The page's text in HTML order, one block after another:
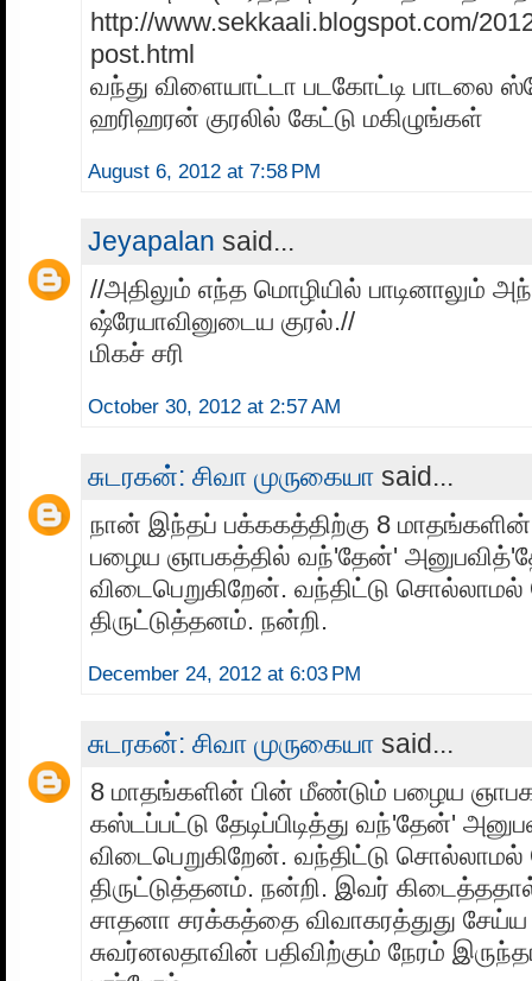
http://www.sekkaali.blogspot.com/
post.html
வந்து விளையாட்டா படகோட்டி பாடலை
ஹரிஹரன் குரலில் கேட்டு மகிழுங்கள்
August 6, 2012 at 7:58 PM
Jeyapalan said...
//அதிலும் எந்த மொழியில் பாடினாலும்
ஷ்ரேயாவினுடைய குரல்.//
மிகச் சரி
October 30, 2012 at 2:57 AM
சுடரகன்: சிவா முருகையா said...
நான் இந்தப் பக்ககத்திற்கு 8 மாதங்களின்
பழைய ஞாபகத்தில் வந்'தேன்'
விடைபெறுகிறேன். வந்திட்டு
திருட்டுத்தனம். நன்றி.
December 24, 2012 at 6:03 PM
சுடரகன்: சிவா முருகையா said...
8 மாதங்களின் பின் மீண்டும் பழைய
கஸ்டப்பட்டு தேடிப்பிடித்து வந்'தேன்'
விடைபெறுகிறேன். வந்திட்டு
திருட்டுத்தனம். நன்றி. இவர்
சாதனா சரக்கத்தை விவாகரத்துது சேய்ய
சுவர்னலதாவின் பதிவிற்கும் நேரம்